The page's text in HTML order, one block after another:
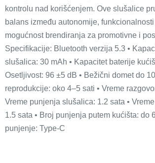
kontrolu nad korišćenjem. Ove slušalice
balans između autonomije,
mogućnost brendiranja za promotivne i
Specifikacije: Bluetooth verzija 5.3 •
slušalica: 30 mAh • Kapacitet baterije
Osetljivost: 96 ±5 dB • Bežični domet do
reprodukcije: oko 4–5 sati • Vreme
Vreme punjenja slušalica: 1.2 sata •
1.5 sata • Broj punjenja putem kućišta: do
punjenje: Type-C